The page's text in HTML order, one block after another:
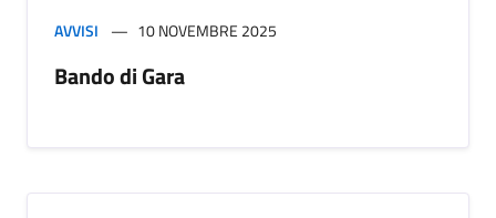
AVVISI 10 NOVEMBRE 2025
Bando di Gara